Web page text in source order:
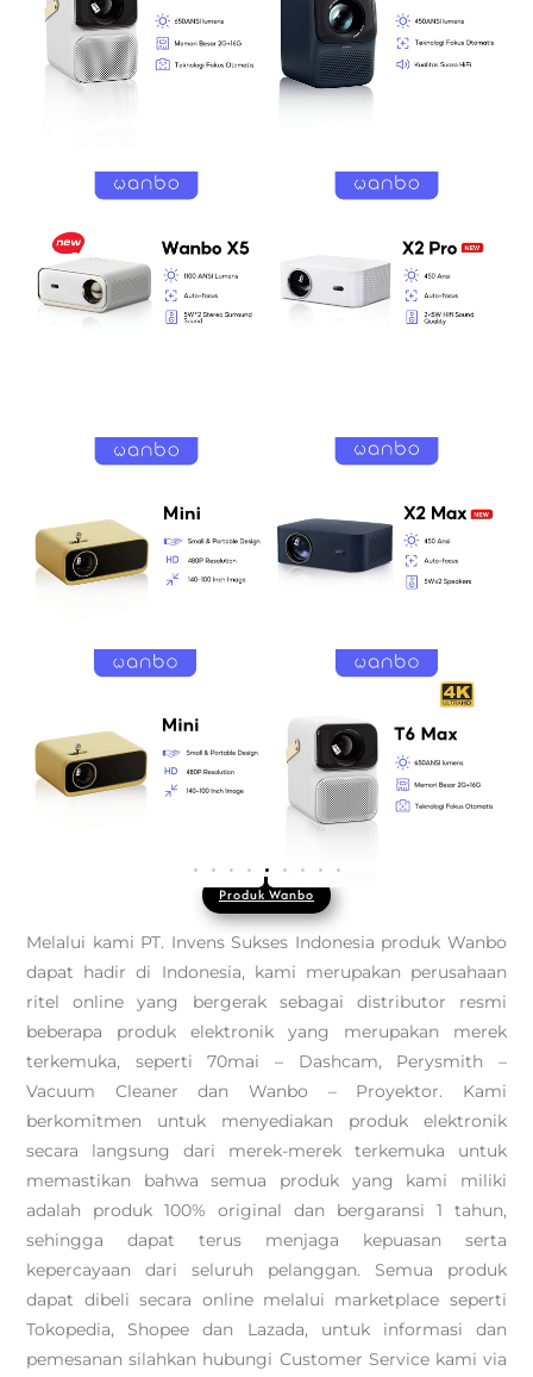
Produk Wanbo
Melalui kami PT. Invens Sukses Indonesia produk Wanbo
dapat hadir di Indonesia, kami merupakan perusahaan
ritel online yang bergerak sebagai distributor resmi
beberapa produk elektronik yang merupakan merek
terkemuka, seperti 70mai – Dashcam, Perysmith –
Vacuum Cleaner dan Wanbo – Proyektor. Kami
berkomitmen untuk menyediakan produk elektronik
secara langsung dari merek-merek terkemuka untuk
memastikan bahwa semua produk yang kami miliki
adalah produk 100% original dan bergaransi 1 tahun,
sehingga dapat terus menjaga kepuasan serta
kepercayaan dari seluruh pelanggan. Semua produk
dapat dibeli secara online melalui marketplace seperti
Tokopedia, Shopee dan Lazada, untuk informasi dan
pemesanan silahkan hubungi Customer Service kami via